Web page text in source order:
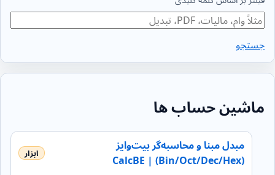
جستجو
ماشین حساب ها
مبدل مبنا و محاسبه‌گر بیت‌وایز
(Bin/Oct/Dec/Hex) | CalcBE